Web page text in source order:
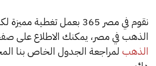
نقوم في مصر 365 بعمل تغطية
الذهب في مصر، يمكنك الاطلاع على
الذهب لمراجعة الجدول الخاص بنا